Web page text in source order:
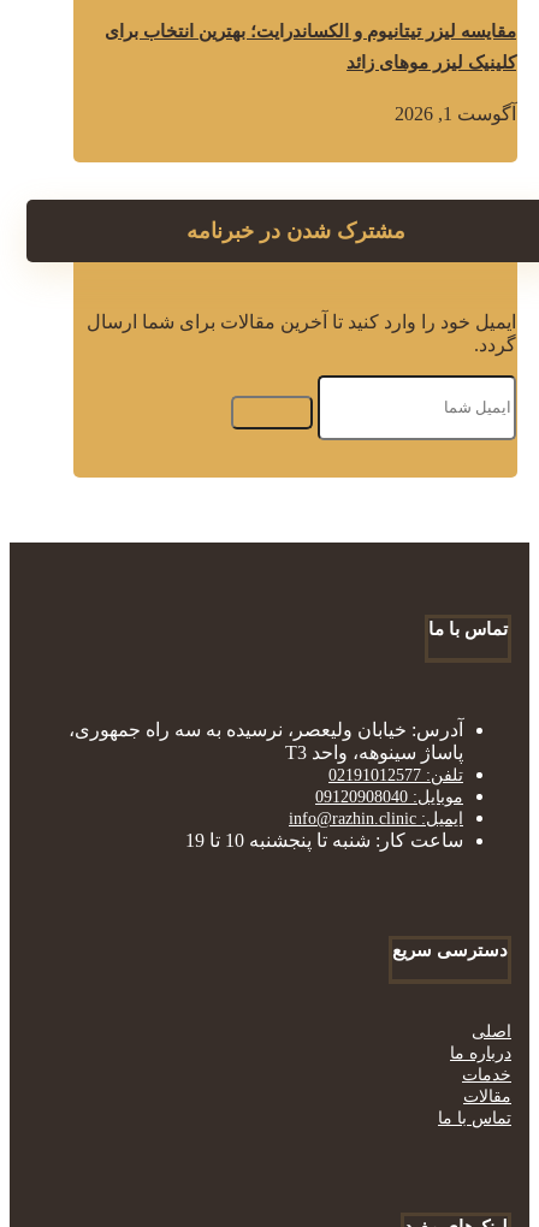
مقایسه لیزر تیتانیوم و الکساندرایت؛ بهترین انتخاب برای
کلینیک لیزر موهای زائد
آگوست 1, 2026
مشترک شدن در خبرنامه
ایمیل خود را وارد کنید تا آخرین مقالات برای شما ارسال
گردد.
تماس با ما
آدرس: خیابان ولیعصر، نرسیده به سه راه جمهوری،
پاساژ سینوهه، واحد T3
تلفن: 02191012577
موبایل: 09120908040
ایمیل: info@razhin.clinic
ساعت کار: شنبه تا پنجشنبه 10 تا 19
دسترسی سریع
اصلی
درباره ما
خدمات
مقالات
تماس با ما